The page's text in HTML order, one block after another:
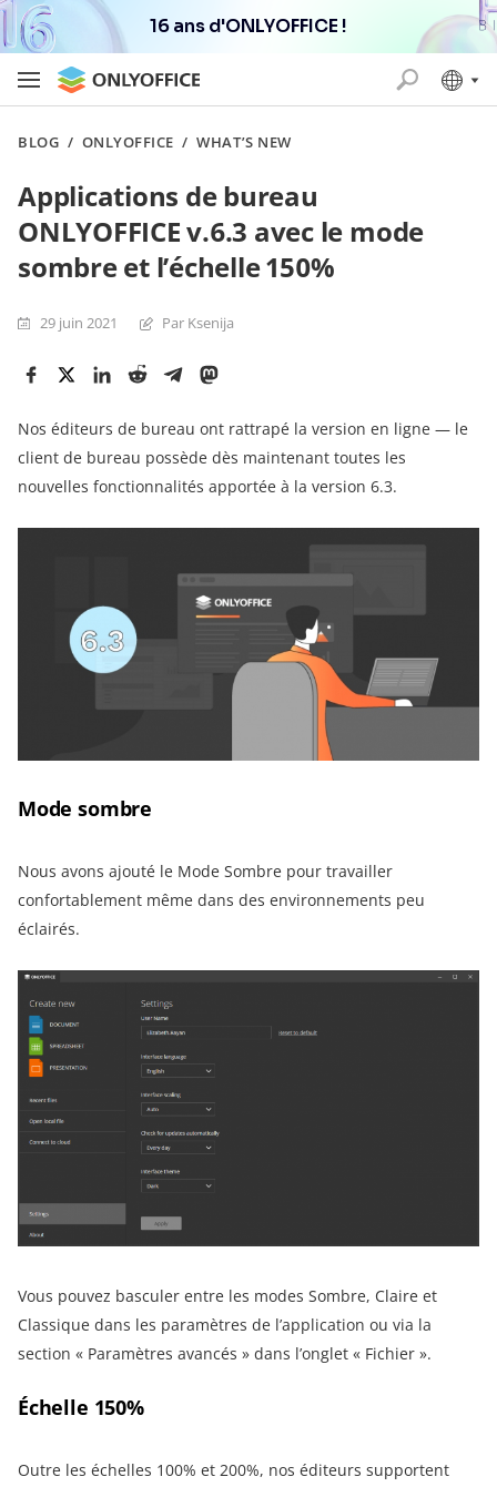
16 ans d'ONLYOFFICE !
BLOG / ONLYOFFICE /WHAT’S NEW
Applications de bureau
ONLYOFFICE v.6.3 avec le mode
sombre et l’échelle 150%
29 juin 2021 Par Ksenija
Nos éditeurs de bureau ont rattrapé la version en ligne — le
client de bureau possède dès maintenant toutes les
nouvelles fonctionnalités apportée à la version 6.3.
Mode sombre
Nous avons ajouté le Mode Sombre pour travailler
confortablement même dans des environnements peu
éclairés.
Vous pouvez basculer entre les modes Sombre, Claire et
Classique dans les paramètres de l’application ou via la
section « Paramètres avancés » dans l’onglet « Fichier ».
Échelle 150%
Outre les échelles 100% et 200%, nos éditeurs supportent